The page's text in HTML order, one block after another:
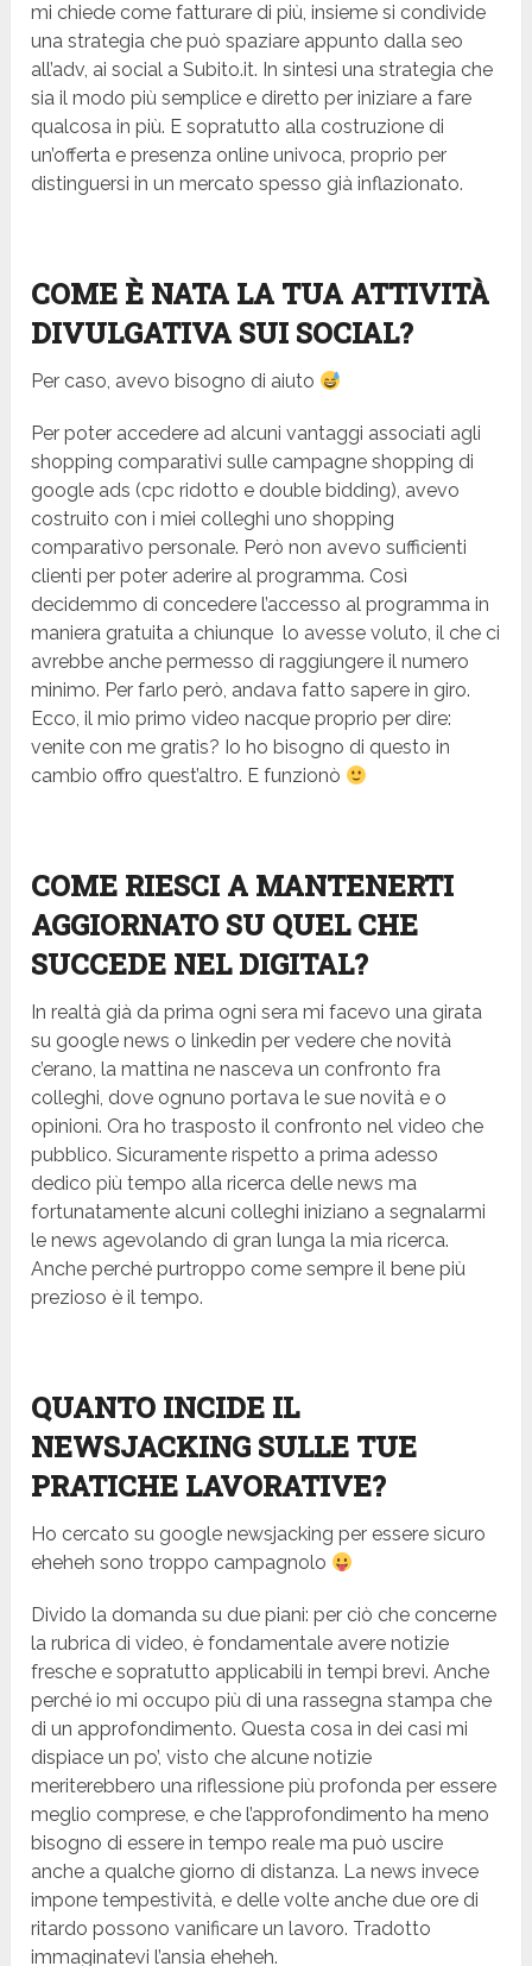
mi chiede come fatturare di più, insieme si condivide
una strategia che può spaziare appunto dalla seo
all’adv, ai social aSubito.it. In sintesi una strategia che
sia il modo più semplice e diretto per iniziare a fare
qualcosa in più. E sopratutto alla costruzione di
un’offerta e presenza online univoca, proprio per
distinguersi in un mercato spesso già inflazionato.
COME È NATA LA TUA ATTIVITÀ
DIVULGATIVA SUI SOCIAL?
Per caso, avevo bisogno di aiuto
Per poter accedere ad alcuni vantaggi associati agli
shopping comparativi sulle campagne shopping di
google ads (cpc ridotto e double bidding), avevo
costruito con i miei colleghi uno shopping
comparativo personale. Però non avevo sufficienti
clienti per poter aderire al programma. Così
decidemmo di concedere l’accesso al programma in
maniera gratuita a chiunque lo avesse voluto, il che ci
avrebbe anche permesso di raggiungere il numero
minimo. Per farlo però, andava fatto sapere in giro.
Ecco, il mio primo video nacque proprio per dire:
venite con me gratis? Io ho bisogno di questo in
cambio offro quest’altro. E funzionò
COME RIESCI A MANTENERTI
AGGIORNATO SU QUEL CHE
SUCCEDE NEL DIGITAL?
In realtà già da prima ogni sera mi facevo una girata
su google news o linkedin per vedere che novità
c’erano, la mattina ne nasceva un confronto fra
colleghi, dove ognuno portava le sue novità e o
opinioni. Ora ho trasposto il confronto nel video che
pubblico. Sicuramente rispetto a prima adesso
dedico più tempo alla ricerca delle news ma
fortunatamente alcuni colleghi iniziano a segnalarmi
le news agevolando di gran lunga la mia ricerca.
Anche perché purtroppo come sempre il bene più
prezioso è il tempo.
QUANTO INCIDE IL
NEWSJACKING SULLE TUE
PRATICHE LAVORATIVE?
Ho cercato su google newsjacking per essere sicuro
eheheh sono troppo campagnolo
Divido la domanda su due piani: per ciò che concerne
la rubrica di video, è fondamentale avere notizie
fresche e sopratutto applicabili in tempi brevi. Anche
perché io mi occupo più di una rassegna stampa che
di un approfondimento. Questa cosa in dei casi mi
dispiace un po’, visto che alcune notizie
meriterebbero una riflessione più profonda per essere
meglio comprese, e che l’approfondimento ha meno
bisogno di essere in tempo reale ma può uscire
anche a qualche giorno di distanza. La news invece
impone tempestività, e delle volte anche due ore di
ritardo possono vanificare un lavoro. Tradotto
immaginatevi l’ansia eheheh.